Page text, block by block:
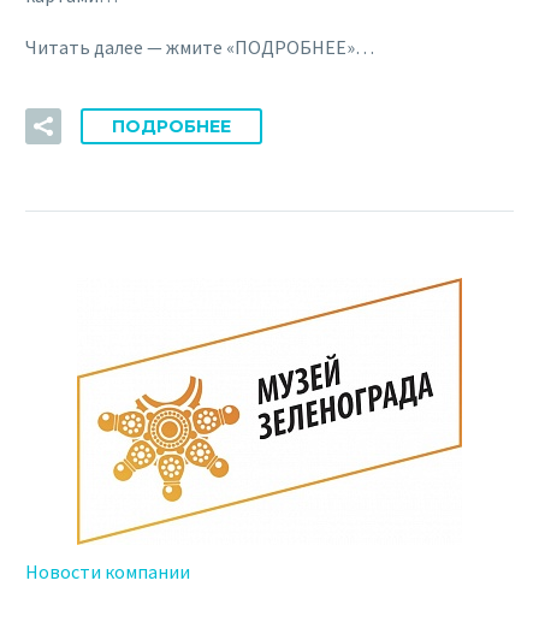
Читать далее — жмите «ПОДРОБНЕЕ»…
ПОДРОБНЕЕ
Новости компании